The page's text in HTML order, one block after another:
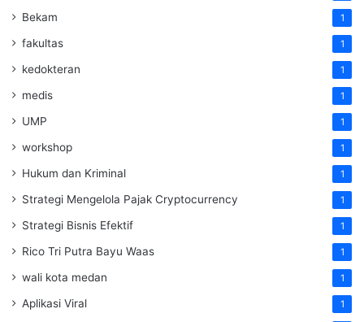
Bekam 1
fakultas 1
kedokteran 1
medis 1
UMP 1
workshop 1
Hukum dan Kriminal 1
Strategi Mengelola Pajak Cryptocurrency 1
Strategi Bisnis Efektif 1
Rico Tri Putra Bayu Waas 1
wali kota medan 1
Aplikasi Viral 1